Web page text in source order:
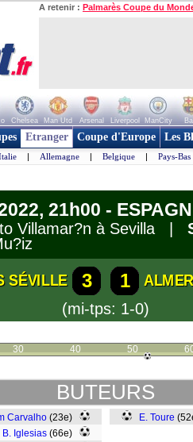
A retenir : Palmarès Coupe du
Chelsea Man Utd Arsenal Liverpool ManCity
Etranger Coupe d'Europe Les
| Allemagne | Belgique | Pays-Bas
21h00 -
Villamar?n à Sevilla |
SÉVILLE 3 1
(mi-tps: 1-0)
30 40 50
BUTEURS
Carvalho (23e)
B. Iglesias (66e)
E. Toure